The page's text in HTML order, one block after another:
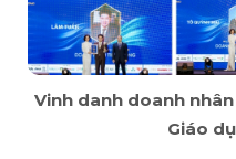
Vinh danh doanh
Giáo